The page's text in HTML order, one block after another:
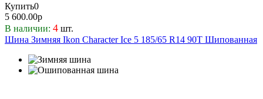
Купить0
5 600.00р
В наличии: 4 шт.
Шина Зимняя Ikon Character Ice 5 185/65 R14 90T Шипованная